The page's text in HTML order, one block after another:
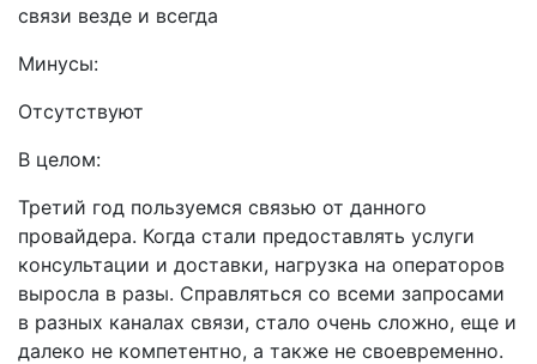
связи везде и всегда
Минусы:
Отсутствуют
В целом:
Третий год пользуемся связью от данного
провайдера. Когда стали предоставлять услуги
консультации и доставки, нагрузка на операторов
выросла в разы. Справляться со всеми запросами
в разных каналах связи, стало очень сложно, еще и
далеко не компетентно, а также не своевременно.